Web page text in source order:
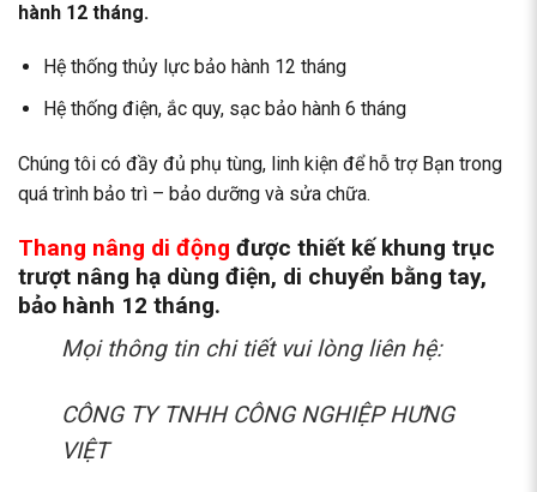
hành 12 tháng.
Hệ thống thủy lực bảo hành 12 tháng
Hệ thống điện, ắc quy, sạc bảo hành 6 tháng
Chúng tôi có đầy đủ phụ tùng, linh kiện để hỗ trợ Bạn trong
quá trình bảo trì – bảo dưỡng và sửa chữa.
Thang nâng di động được thiết kế khung trục
trượt nâng hạ dùng điện, di chuyển bằng tay,
bảo hành 12 tháng.
Mọi thông tin chi tiết vui lòng liên hệ:
CÔNG TY TNHH CÔNG NGHIỆP HƯNG
VIỆT